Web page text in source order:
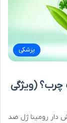
پزشکی
(ویژگی
رومینا ژل ضد